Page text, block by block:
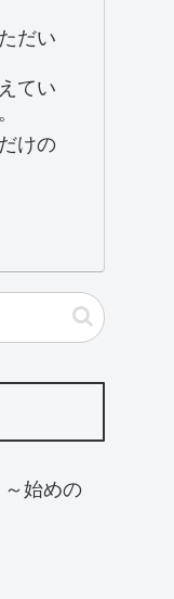
だい
てい
けの
始めの